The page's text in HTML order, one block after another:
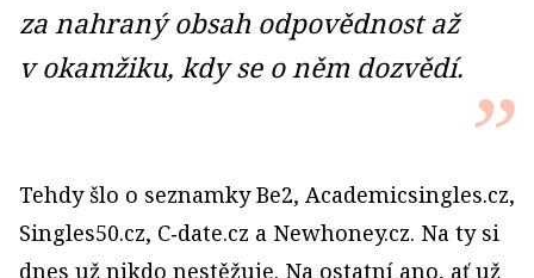
za nahraný obsah odpovědnost až
v okamžiku, kdy se o něm dozvědí.
Tehdy šlo o seznamky Be2, Academicsingles.cz,
Singles50.cz, C‑date.cz a Newhoney.cz. Na ty si
dnes už nikdo nestěžuje. Na ostatní ano, ať už